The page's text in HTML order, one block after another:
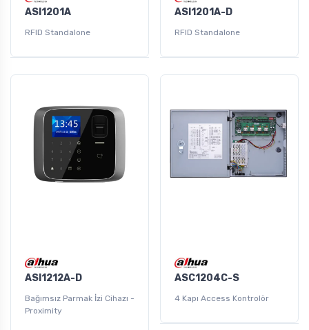
ASI1201A
RFID Standalone
ASI1201A-D
RFID Standalone
ASI1212A-D
Bağımsız Parmak İzi Cihazı -
Proximity
ASC1204C-S
4 Kapı Access Kontrolör